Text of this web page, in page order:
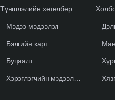
Түншлэлийн хөтөлбөр
Мэдээ мэдээлэл
Бэлгийн карт
Буцаалт
Хэрэглэгчийн мэдээлэл устгах